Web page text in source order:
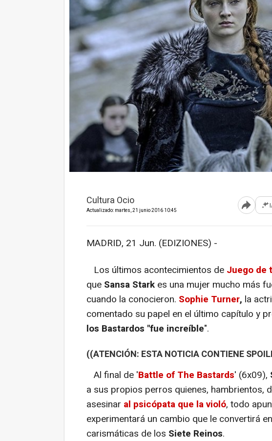
Cultura Ocio
Actualizado: martes, 21 junio 2016 10:45 Abrir
MADRID, 21 Jun. (EDIZIONES) -
Los últimos acontecimientos de Juego de
que Sansa Stark es una mujer mucho más
cuando la conocieron. Sophie Turner, la
comentado su papel en el último capítulo y
los Bastardos "fue increíble".
((ATENCIÓN: ESTA NOTICIA CONTIENE
Al final de 'Battle of The Bastards' (6x09),
a sus propios perros quienes, hambrientos,
asesinar al psicópata que la violó, todo
experimentará un cambio que le convertirá
carismáticas de los Siete Reinos.